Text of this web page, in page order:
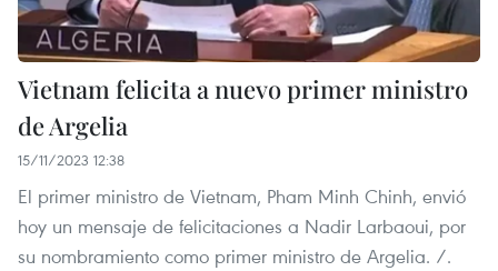
Vietnam felicita a nuevo primer ministro
de Argelia
15/11/2023 12:38
El primer ministro de Vietnam, Pham Minh Chinh, envió
hoy un mensaje de felicitaciones a Nadir Larbaoui, por
su nombramiento como primer ministro de Argelia. /.